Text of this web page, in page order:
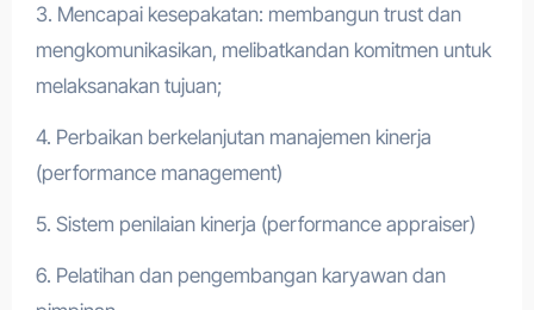
3. Mencapai kesepakatan: membangun trust dan
mengkomunikasikan, melibatkandan komitmen untuk
melaksanakan tujuan;
4. Perbaikan berkelanjutan manajemen kinerja
(performance management)
5. Sistem penilaian kinerja (performance appraiser)
6. Pelatihan dan pengembangan karyawan dan